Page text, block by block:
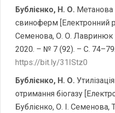
Бублієнко, Н. О. Метанова
свиноферм [Електронний
Семенова, О. О. Лавринюк
2020. – № 7 (92). – С.
https://bit.ly/31IStz0
Бублієнко, Н. О.
отримання біогазу
Бублієнко, О. І. Семенова,